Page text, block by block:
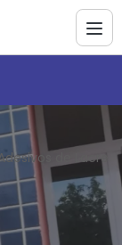
de Lacre